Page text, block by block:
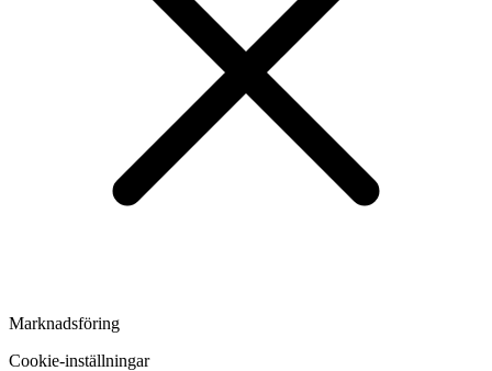
Marknadsföring
Cookie-inställningar